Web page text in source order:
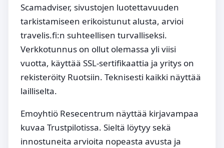
Scamadviser, sivustojen luotettavuuden
tarkistamiseen erikoistunut alusta, arvioi
travelis.fi:n suhteellisen turvalliseksi.
Verkkotunnus on ollut olemassa yli viisi
vuotta, käyttää SSL-sertifikaattia ja yritys on
rekisteröity Ruotsiin. Teknisesti kaikki näyttää
lailliselta.
Emoyhtiö Resecentrum näyttää kirjavampaa
kuvaa Trustpilotissa. Sieltä löytyy sekä
innostuneita arvioita nopeasta avusta ja